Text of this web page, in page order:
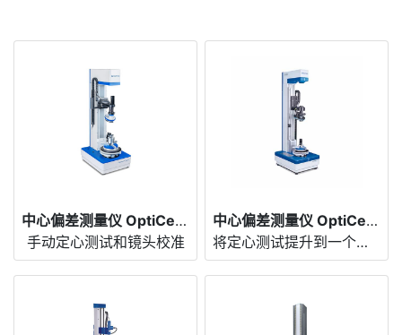
中心偏差测量仪 OptiCentric® Compact
手动定心测试和镜头校准
中心偏差测量仪 OptiCentric® 101
将定心测试提升到一个新水平